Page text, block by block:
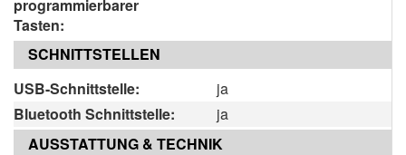
programmierbarer
Tasten:
SCHNITTSTELLEN
USB-Schnittstelle:
ja
Bluetooth Schnittstelle:
ja
AUSSTATTUNG & TECHNIK